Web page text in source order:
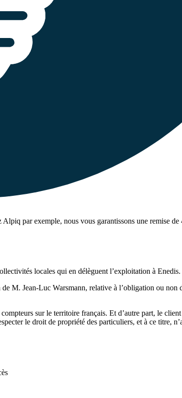
Alpiq par exemple, nous vous garantissons une remise
locales qui en délèguent l’exploitation à Enedis.
M. Jean-Luc Warsmann, relative à l’obligation ou non
sur le territoire français. Et d’autre part, le
le droit de propriété des particuliers, et à ce titre,